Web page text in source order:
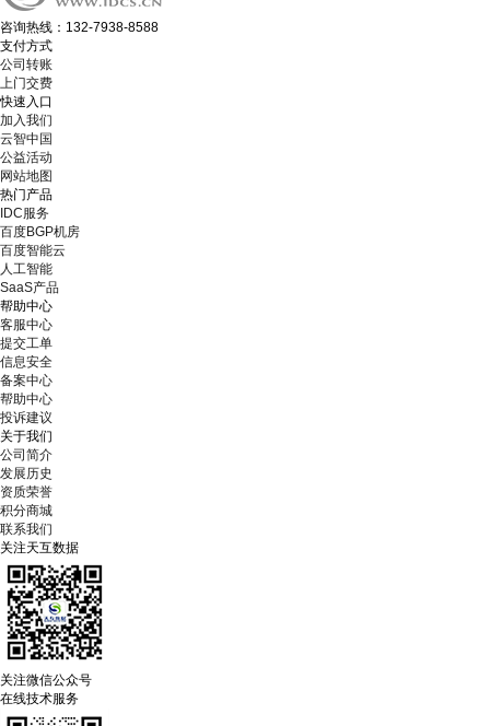
咨询热线：132-7938-8588
支付方式
公司转账
上门交费
快速入口
加入我们
云智中国
公益活动
网站地图
热门产品
IDC服务
百度BGP机房
百度智能云
人工智能
SaaS产品
帮助中心
客服中心
提交工单
信息安全
备案中心
帮助中心
投诉建议
关于我们
公司简介
发展历史
资质荣誉
积分商城
联系我们
关注天互数据
关注微信公众号
在线技术服务